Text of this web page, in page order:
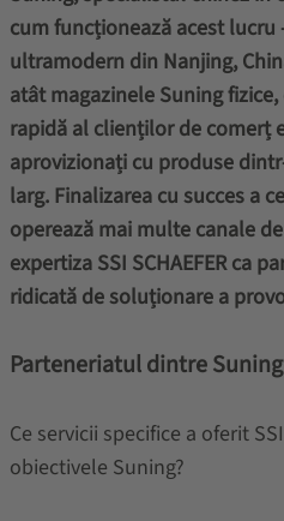
cum funcționează acest
ultramodern din Nanjing,
atât magazinele Suning
rapidă al clienților de comerț
aprovizionați cu produse
larg. Finalizarea cu succes a
operează mai multe canale
expertiza SSI SCHAEFER ca
ridicată de soluționare a
Parteneriatul dintre Suning
Ce servicii specifice a oferit
obiectivele Suning?